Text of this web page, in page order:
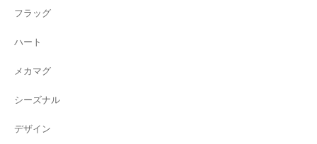
フラッグ
ハート
メカマグ
シーズナル
デザイン